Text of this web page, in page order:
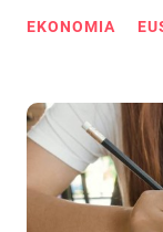
EKONOMIA